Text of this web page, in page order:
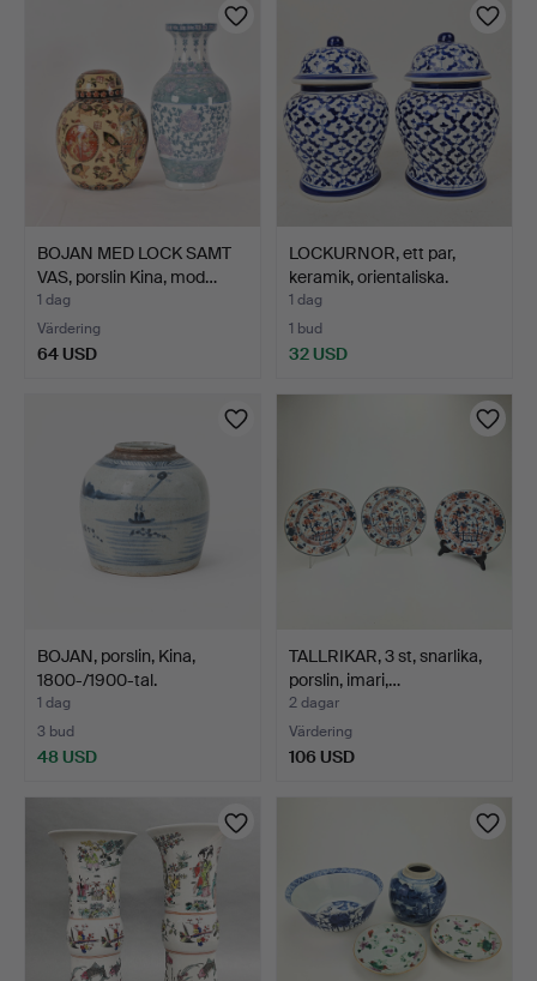
BOJAN MED LOCK SAMT
VAS, porslin Kina, mod…
1 dag
Värdering
64 USD
LOCKURNOR, ett par,
keramik, orientaliska.
1 dag
1 bud
32 USD
BOJAN, porslin, Kina,
1800-/1900-tal.
1 dag
3 bud
48 USD
TALLRIKAR, 3 st, snarlika,
porslin, imari,…
2 dagar
Värdering
106 USD